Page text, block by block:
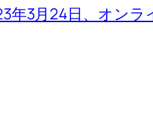
年3月24日、オン